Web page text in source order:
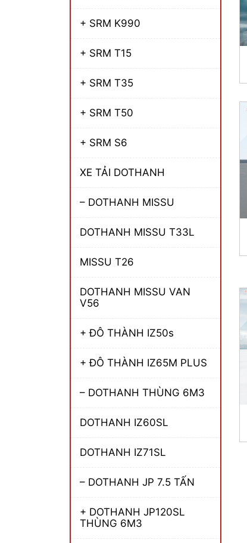
+ SRM K990
+ SRM T15
+ SRM T35
+ SRM T50
+ SRM S6
XE TẢI DOTHANH
– DOTHANH MISSU
DOTHANH MISSU T33L
MISSU T26
DOTHANH MISSU VAN
V56
+ ĐÔ THÀNH IZ50s
+ ĐÔ THÀNH IZ65M PLUS
– DOTHANH THÙNG 6M3
DOTHANH IZ60SL
DOTHANH IZ71SL
– DOTHANH JP 7.5 TẤN
+ DOTHANH JP120SL
THÙNG 6M3